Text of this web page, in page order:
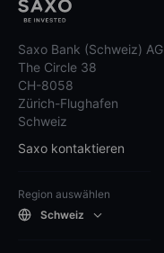
Saxo Bank (Schweiz) AG
The Circle 38
CH-8058
Zürich-Flughafen
Schweiz
Saxo kontaktieren
Region auswählen
Schweiz